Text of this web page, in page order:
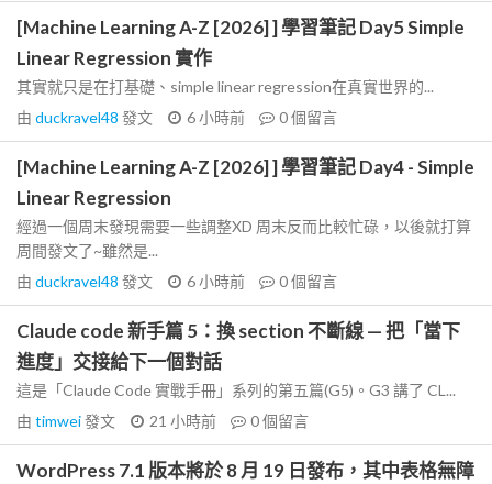
[Machine Learning A-Z [2026] ] 學習筆記 Day5 Simple
Linear Regression 實作
其實就只是在打基礎、simple linear regression在真實世界的...
由 duckravel48 發文 6 小時前 0個留言
[Machine Learning A-Z [2026] ] 學習筆記 Day4 - Simple
Linear Regression
經過一個周末發現需要一些調整XD 周末反而比較忙碌，以後就打算
周間發文了~雖然是...
由 duckravel48 發文 6 小時前 0個留言
Claude code 新手篇 5：換 section 不斷線 — 把「當下
進度」交接給下一個對話
這是「Claude Code 實戰手冊」系列的第五篇(G5)。G3 講了 CL...
由 timwei發文 21 小時前 0個留言
WordPress 7.1 版本將於 8 月 19 日發布，其中表格無障